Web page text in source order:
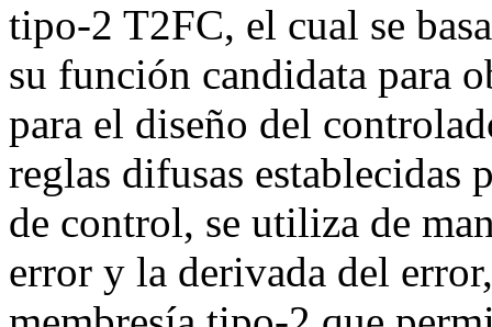
tipo-2 T2FC, el cual se
su función candidata para
para el diseño del
reglas difusas establecidas
de control, se utiliza de
error y la derivada del